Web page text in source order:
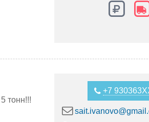
тонн!!!
+7